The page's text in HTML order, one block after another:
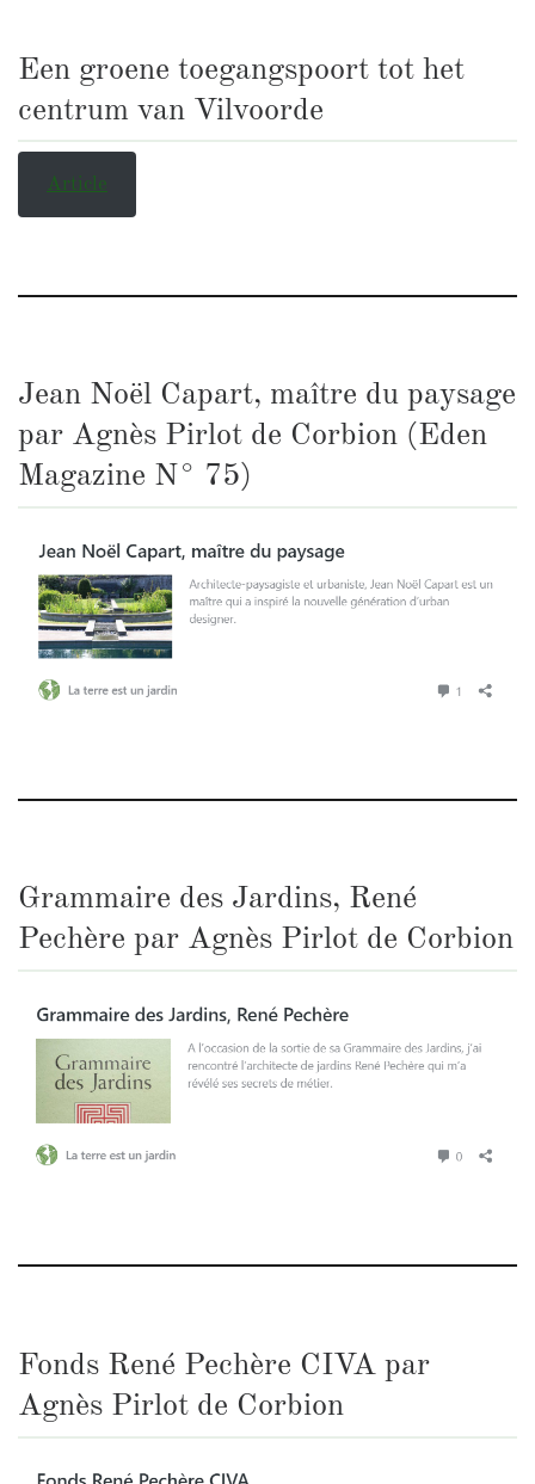
Een groene toegangspoort tot het
centrum van Vilvoorde
Article
Jean Noël Capart, maître du paysage
par Agnès Pirlot de Corbion (Eden
Magazine N° 75)
Grammaire des Jardins, René
Pechère par Agnès Pirlot de Corbion
Fonds René Pechère CIVA par
Agnès Pirlot de Corbion